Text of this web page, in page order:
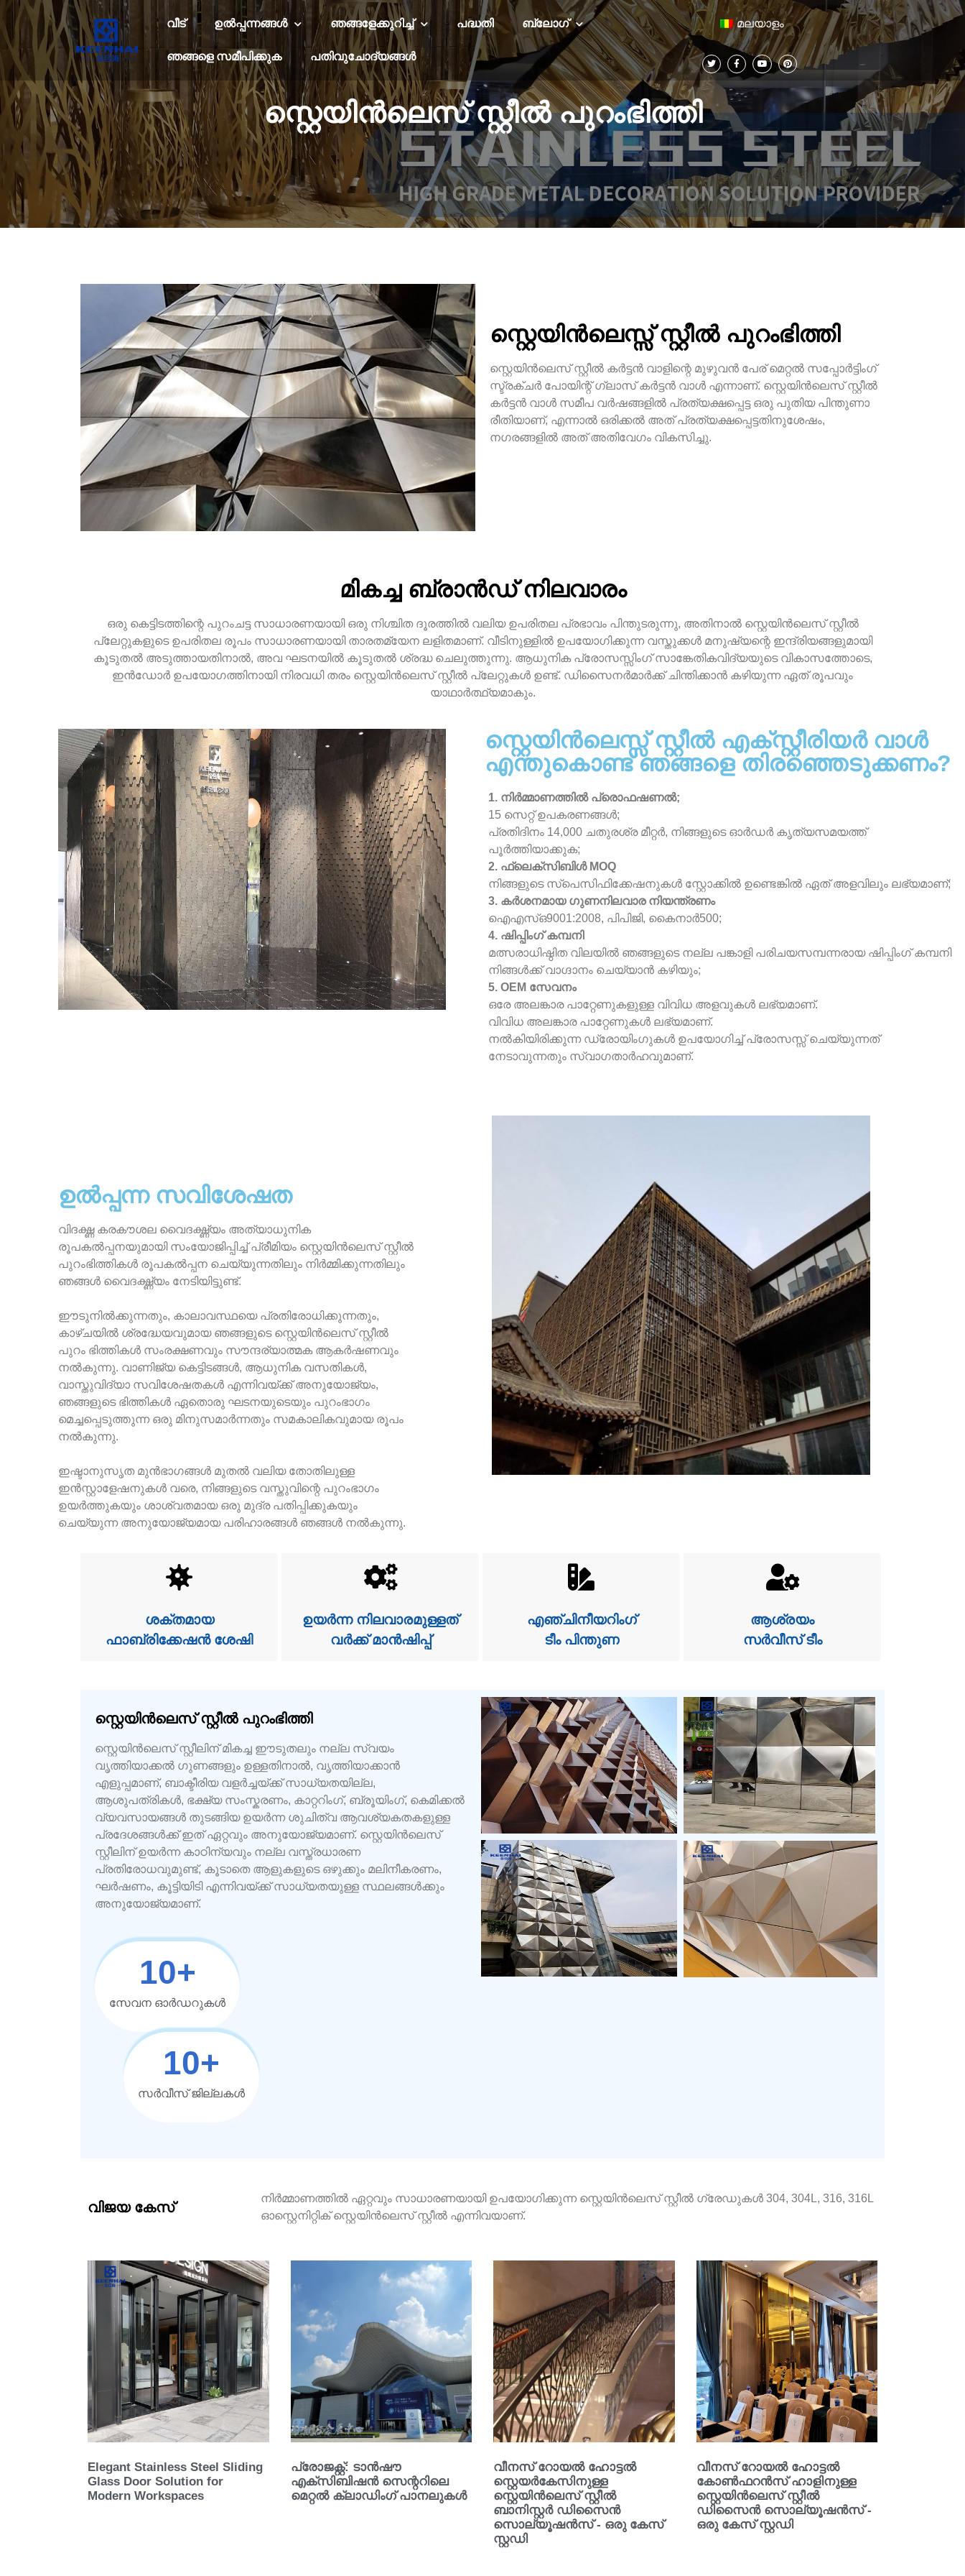
വീട് ഉൽപ്പന്നങ്ങൾ ഞങ്ങളേക്കുറിച്ച് പദ്ധതി ബ്ലോഗ്
ഞങ്ങളെ സമീപിക്കുക പതിവുചോദ്യങ്ങൾ
മലയാളം
സ്റ്റെയിൻലെസ് സ്റ്റീൽ പുറംഭിത്തി
സ്റ്റെയിൻലെസ്സ് സ്റ്റീൽ പുറംഭിത്തി
സ്റ്റെയിൻലെസ് സ്റ്റീൽ കർട്ടൻ വാളിന്റെ മുഴുവൻ പേര് മെറ്റൽ സപ്പോർട്ടിംഗ്
സ്ട്രക്ചർ പോയിന്റ് ഗ്ലാസ് കർട്ടൻ വാൾ എന്നാണ്. സ്റ്റെയിൻലെസ് സ്റ്റീൽ
കർട്ടൻ വാൾ സമീപ വർഷങ്ങളിൽ പ്രത്യക്ഷപ്പെട്ട ഒരു പുതിയ പിന്തുണാ
രീതിയാണ്, എന്നാൽ ഒരിക്കൽ അത് പ്രത്യക്ഷപ്പെട്ടതിനുശേഷം,
നഗരങ്ങളിൽ അത് അതിവേഗം വികസിച്ചു.
മികച്ച ബ്രാൻഡ് നിലവാരം
ഒരു കെട്ടിടത്തിന്റെ പുറംചട്ട സാധാരണയായി ഒരു നിശ്ചിത ദൂരത്തിൽ വലിയ ഉപരിതല പ്രഭാവം പിന്തുടരുന്നു, അതിനാൽ സ്റ്റെയിൻലെസ് സ്റ്റീൽ
പ്ലേറ്റുകളുടെ ഉപരിതല രൂപം സാധാരണയായി താരതമ്യേന ലളിതമാണ്. വീടിനുള്ളിൽ ഉപയോഗിക്കുന്ന വസ്തുക്കൾ മനുഷ്യന്റെ ഇന്ദ്രിയങ്ങളുമായി
കൂടുതൽ അടുത്തായതിനാൽ, അവ ഘടനയിൽ കൂടുതൽ ശ്രദ്ധ ചെലുത്തുന്നു. ആധുനിക പ്രോസസ്സിംഗ് സാങ്കേതികവിദ്യയുടെ വികാസത്തോടെ,
ഇൻഡോർ ഉപയോഗത്തിനായി നിരവധി തരം സ്റ്റെയിൻലെസ് സ്റ്റീൽ പ്ലേറ്റുകൾ ഉണ്ട്. ഡിസൈനർമാർക്ക് ചിന്തിക്കാൻ കഴിയുന്ന ഏത് രൂപവും
യാഥാർത്ഥ്യമാകും.
സ്റ്റെയിൻലെസ്സ് സ്റ്റീൽ എക്സ്റ്റീരിയർ വാൾ
എന്തുകൊണ്ട് ഞങ്ങളെ തിരഞ്ഞെടുക്കണം?
1. നിർമ്മാണത്തിൽ പ്രൊഫഷണൽ;
15 സെറ്റ് ഉപകരണങ്ങൾ;
പ്രതിദിനം 14,000 ചതുരശ്ര മീറ്റർ, നിങ്ങളുടെ ഓർഡർ കൃത്യസമയത്ത്
പൂർത്തിയാക്കുക;
2. ഫ്ലെക്സിബിൾ MOQ
നിങ്ങളുടെ സ്പെസിഫിക്കേഷനുകൾ സ്റ്റോക്കിൽ ഉണ്ടെങ്കിൽ ഏത് അളവിലും ലഭ്യമാണ്;
3. കർശനമായ ഗുണനിലവാര നിയന്ത്രണം
ഐഎസ്ഒ9001:2008, പിപിജി, കൈനാർ500;
4. ഷിപ്പിംഗ് കമ്പനി
മത്സരാധിഷ്ഠിത വിലയിൽ ഞങ്ങളുടെ നല്ല പങ്കാളി പരിചയസമ്പന്നരായ ഷിപ്പിംഗ് കമ്പനി
നിങ്ങൾക്ക് വാഗ്ദാനം ചെയ്യാൻ കഴിയും;
5. OEM സേവനം
ഒരേ അലങ്കാര പാറ്റേണുകളുള്ള വിവിധ അളവുകൾ ലഭ്യമാണ്.
വിവിധ അലങ്കാര പാറ്റേണുകൾ ലഭ്യമാണ്.
നൽകിയിരിക്കുന്ന ഡ്രോയിംഗുകൾ ഉപയോഗിച്ച് പ്രോസസ്സ് ചെയ്യുന്നത്
നേടാവുന്നതും സ്വാഗതാർഹവുമാണ്.
ഉൽപ്പന്ന സവിശേഷത
വിദഗ്ദ്ധ കരകൗശല വൈദഗ്ദ്ധ്യം അത്യാധുനിക
രൂപകൽപ്പനയുമായി സംയോജിപ്പിച്ച് പ്രീമിയം സ്റ്റെയിൻലെസ് സ്റ്റീൽ
പുറംഭിത്തികൾ രൂപകൽപ്പന ചെയ്യുന്നതിലും നിർമ്മിക്കുന്നതിലും
ഞങ്ങൾ വൈദഗ്ദ്ധ്യം നേടിയിട്ടുണ്ട്.
ഈടുനിൽക്കുന്നതും, കാലാവസ്ഥയെ പ്രതിരോധിക്കുന്നതും,
കാഴ്ചയിൽ ശ്രദ്ധേയവുമായ ഞങ്ങളുടെ സ്റ്റെയിൻലെസ് സ്റ്റീൽ
പുറം ഭിത്തികൾ സംരക്ഷണവും സൗന്ദര്യാത്മക ആകർഷണവും
നൽകുന്നു. വാണിജ്യ കെട്ടിടങ്ങൾ, ആധുനിക വസതികൾ,
വാസ്തുവിദ്യാ സവിശേഷതകൾ എന്നിവയ്ക്ക് അനുയോജ്യം,
ഞങ്ങളുടെ ഭിത്തികൾ ഏതൊരു ഘടനയുടെയും പുറംഭാഗം
മെച്ചപ്പെടുത്തുന്ന ഒരു മിനുസമാർന്നതും സമകാലികവുമായ രൂപം
നൽകുന്നു.
ഇഷ്ടാനുസൃത മുൻഭാഗങ്ങൾ മുതൽ വലിയ തോതിലുള്ള
ഇൻസ്റ്റാളേഷനുകൾ വരെ, നിങ്ങളുടെ വസ്തുവിന്റെ പുറംഭാഗം
ഉയർത്തുകയും ശാശ്വതമായ ഒരു മുദ്ര പതിപ്പിക്കുകയും
ചെയ്യുന്ന അനുയോജ്യമായ പരിഹാരങ്ങൾ ഞങ്ങൾ നൽകുന്നു.
ശക്തമായ
ഫാബ്രിക്കേഷൻ ശേഷി
ഉയർന്ന നിലവാരമുള്ളത്
വർക്ക് മാൻഷിപ്പ്
എഞ്ചിനീയറിംഗ്
ടീം പിന്തുണ
ആശ്രയം
സർവീസ് ടീം
സ്റ്റെയിൻലെസ് സ്റ്റീൽ പുറംഭിത്തി
സ്റ്റെയിൻലെസ് സ്റ്റീലിന് മികച്ച ഈടുതലും നല്ല സ്വയം
വൃത്തിയാക്കൽ ഗുണങ്ങളും ഉള്ളതിനാൽ, വൃത്തിയാക്കാൻ
എളുപ്പമാണ്, ബാക്ടീരിയ വളർച്ചയ്ക്ക് സാധ്യതയില്ല,
ആശുപത്രികൾ, ഭക്ഷ്യ സംസ്കരണം, കാറ്ററിംഗ്, ബ്രൂയിംഗ്, കെമിക്കൽ
വ്യവസായങ്ങൾ തുടങ്ങിയ ഉയർന്ന ശുചിത്വ ആവശ്യകതകളുള്ള
പ്രദേശങ്ങൾക്ക് ഇത് ഏറ്റവും അനുയോജ്യമാണ്. സ്റ്റെയിൻലെസ്
സ്റ്റീലിന് ഉയർന്ന കാഠിന്യവും നല്ല വസ്ത്രധാരണ
പ്രതിരോധവുമുണ്ട്, കൂടാതെ ആളുകളുടെ ഒഴുക്കും മലിനീകരണം,
ഘർഷണം, കൂട്ടിയിടി എന്നിവയ്ക്ക് സാധ്യതയുള്ള സ്ഥലങ്ങൾക്കും
അനുയോജ്യമാണ്.
10+
സേവന ഓർഡറുകൾ
10+
സർവീസ് ജില്ലകൾ
വിജയ കേസ്
നിർമ്മാണത്തിൽ ഏറ്റവും സാധാരണയായി ഉപയോഗിക്കുന്ന സ്റ്റെയിൻലെസ് സ്റ്റീൽ ഗ്രേഡുകൾ 304, 304L, 316, 316L
ഓസ്റ്റെനിറ്റിക് സ്റ്റെയിൻലെസ് സ്റ്റീൽ എന്നിവയാണ്.
Elegant Stainless Steel Sliding
Glass Door Solution for
Modern Workspaces
പ്രോജക്റ്റ്: ടാൻഷൗ
എക്സിബിഷൻ സെന്ററിലെ
മെറ്റൽ ക്ലാഡിംഗ് പാനലുകൾ
വീനസ് റോയൽ ഹോട്ടൽ
സ്റ്റെയർകേസിനുള്ള
സ്റ്റെയിൻലെസ് സ്റ്റീൽ
ബാനിസ്റ്റർ ഡിസൈൻ
സൊല്യൂഷൻസ് - ഒരു കേസ്
സ്റ്റഡി
വീനസ് റോയൽ ഹോട്ടൽ
കോൺഫറൻസ് ഹാളിനുള്ള
സ്റ്റെയിൻലെസ് സ്റ്റീൽ
ഡിസൈൻ സൊല്യൂഷൻസ് -
ഒരു കേസ് സ്റ്റഡി